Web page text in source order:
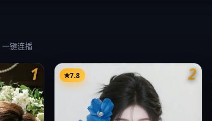
键连播
1 2
7.8